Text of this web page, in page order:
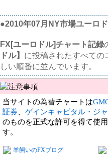
●2010年07月NY市場ユーロ
FX[ユーロドル]チャート記録
ドル】 に投稿されたすべて
しい順番に並んでいます。
当サイトの為替チャートは
証券
ゲインキャピタル・ジ
のものを正式な許可を得て使
す。
羊飼いのFXブログ